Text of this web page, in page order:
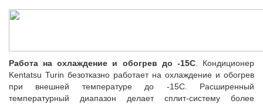
Работа на охлаждение и обогрев до -15С. Кондиционер
Kentatsu Turin безотказно работает на охлаждение и обогрев
при внешней температуре до -15С. Расширенный
температурный диапазон делает сплит-систему более